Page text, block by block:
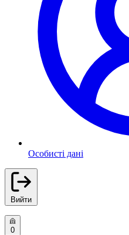
Особисті дані
Вийти
0